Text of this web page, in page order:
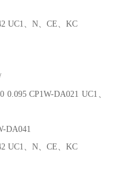
UC1、N、CE、KC
CP1W-DA021 UC1、
DA041
UC1、N、CE、KC